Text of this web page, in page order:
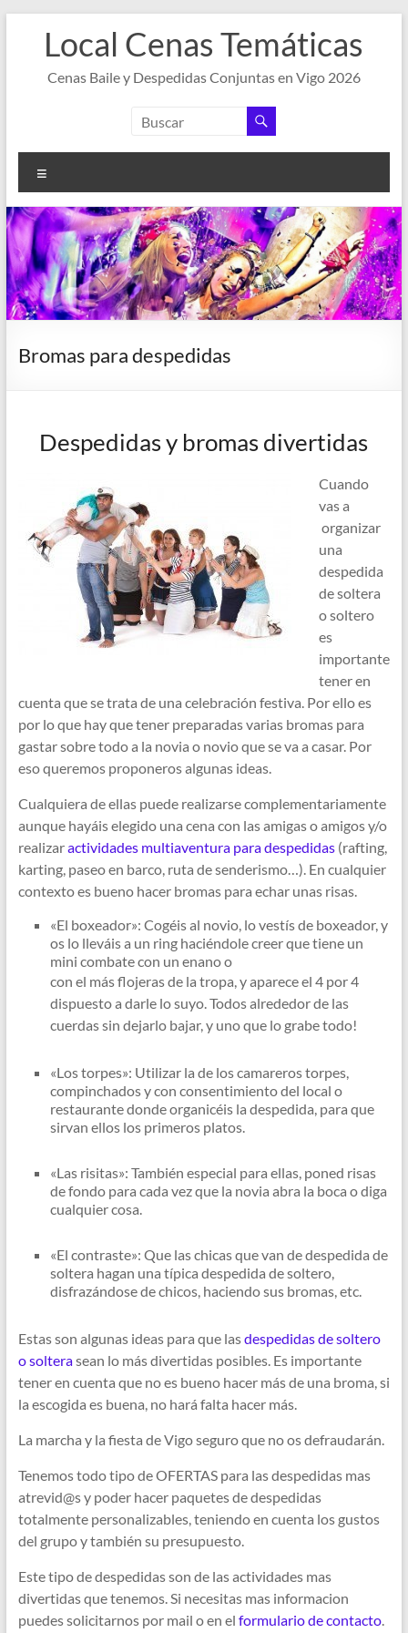
contenidoLocal Cenas Temáticas
Cenas Baile y Despedidas Conjuntas en Vigo 2026
Bromas para despedidas
Despedidas y bromas divertidas
Cuando
vas a
organizar
una
despedida
de soltera
o soltero
es
importante
tener en
cuenta que se trata de una celebración festiva. Por ello es
por lo que hay que tener preparadas varias bromas para
gastar sobre todo a la novia o novio que se va a casar. Por
eso queremos proponeros algunas ideas.
Cualquiera de ellas puede realizarse complementariamente
aunque hayáis elegido una cena con las amigas o amigos y/o
realizaractividades multiaventura para despedidas(rafting,
karting, paseo en barco, ruta de senderismo…). En cualquier
contexto es bueno hacer bromas para echar unas risas.
«El boxeador»: Cogéis al novio, lo vestís de boxeador, y
os lo lleváis a un ring haciéndole creer que tiene un
mini combate con un enano o
con el más flojeras de la tropa, y aparece el 4 por 4
dispuesto a darle lo suyo. Todos alrededor de las
cuerdas sin dejarlo bajar, y uno que lo grabe todo!
«Los torpes»: Utilizar la de los camareros torpes,
compinchados y con consentimiento del local o
restaurante donde organicéis la despedida, para que
sirvan ellos los primeros platos.
«Las risitas»: También especial para ellas, poned risas
de fondo para cada vez que la novia abra la boca o diga
cualquier cosa.
«El contraste»: Que las chicas que van de despedida de
soltera hagan una típica despedida de soltero,
disfrazándose de chicos, haciendo sus bromas, etc.
Estas son algunas ideas para que lasdespedidas de soltero
o solterasean lo más divertidas posibles. Es importante
tener en cuenta que no es bueno hacer más de una broma, si
la escogida es buena, no hará falta hacer más.
La marcha y la fiesta de Vigo seguro que no os defraudarán.
Tenemos todo tipo de OFERTAS para las despedidas mas
atrevid@s y poder hacer paquetes de despedidas
totalmente personalizables, teniendo en cuenta los gustos
del grupo y también su presupuesto.
Este tipo de despedidas son de las actividades mas
divertidas que tenemos. Si necesitas mas informacion
puedes solicitarnos por mail o en el formulario de contacto.